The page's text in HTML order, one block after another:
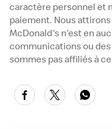
caractère personnel et
paiement. Nous
McDonald's n'est en
communications ou
sommes pas affiliés à